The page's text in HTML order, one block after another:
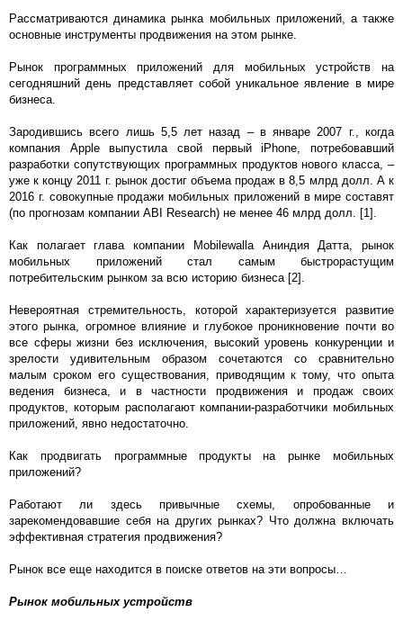
Рассматриваются динамика рынка мобильных приложений, а также
основные инструменты продвижения на этом рынке.
Рынок программных приложений для мобильных устройств на
сегодняшний день представляет собой уникальное явление в мире
бизнеса.
Зародившись всего лишь 5,5 лет назад – в январе 2007 г., когда
компания Apple выпустила свой первый iPhone, потребовавший
разработки сопутствующих программных продуктов нового класса, –
уже к концу 2011 г. рынок достиг объема продаж в 8,5 млрд долл. А к
2016 г. совокупные продажи мобильных приложений в мире составят
(по прогнозам компании ABI Research) не менее 46 млрд долл. [1].
Как полагает глава компании Mobilewalla Аниндия Датта, рынок
мобильных приложений стал самым быстрорастущим
потребительским рынком за всю историю бизнеса [2].
Невероятная стремительность, которой характеризуется развитие
этого рынка, огромное влияние и глубокое проникновение почти во
все сферы жизни без исключения, высокий уровень конкуренции и
зрелости удивительным образом сочетаются со сравнительно
малым сроком его существования, приводящим к тому, что опыта
ведения бизнеса, и в частности продвижения и продаж своих
продуктов, которым располагают компании-разработчики мобильных
приложений, явно недостаточно.
Как продвигать программные продукты на рынке мобильных
приложений?
Работают ли здесь привычные схемы, опробованные и
зарекомендовавшие себя на других рынках? Что должна включать
эффективная стратегия продвижения?
Рынок все еще находится в поиске ответов на эти вопросы…
Рынок мобильных устройств